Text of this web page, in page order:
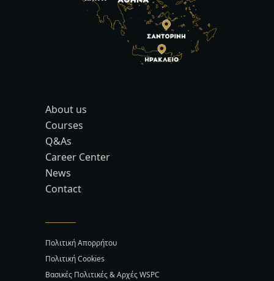
About us
Courses
Q&As
Career Center
News
Contact
Πολιτική Απορρήτου
Πολιτική Cookies
Βασικές Πολιτικές & Αρχές WSPC